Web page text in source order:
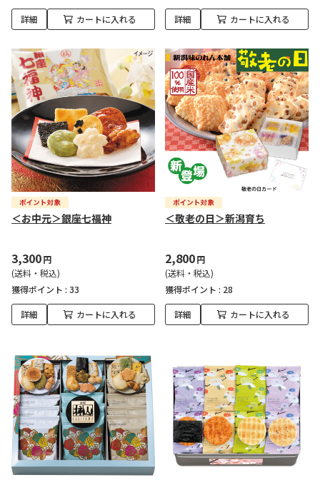
詳細 カートに入れる 詳細 カートに入れる
＜お中元＞銀座七福神
3,300円
(送料・税込)
獲得ポイント : 33
詳細 カートに入れる
＜敬老の日＞新潟育ち
2,800円
(送料・税込)
獲得ポイント : 28
詳細 カートに入れる